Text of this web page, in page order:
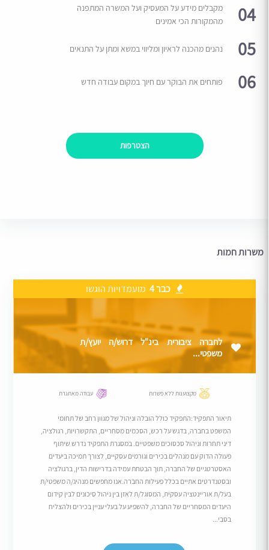
04
מקבלים מידע על המעסיק ועל המשרה המתפנה
מהמקורות הכי אמינים
05 נהנים מהכנה לראיון ומליווי במשא ומתן על התנאים
06 פותחים את הבוקר עם חיוך במקום עבודה חדש
הצטרפות
משרות חמות
כבר 4 מועמדויות הוגשו
לחברה ציבורית בינ"ל דרוש/ה יועץ/ת
משפטי...
מקצוענות ללא פשרות עבודה מאתגרת
תיאור התפקיד:התפקיד כולל הובלה וניהול של מגוון רחב של תחומי
המשפט בחברה, בדגש על רכש, הסכמים מסחריים, התקשרויות, רגולציה,
דיני תחרות וניהול סכסוכים משפטיים. במסגרת התפקיד נדרש שיתוף
פעולה הדוק עם מנהלים בכירים וגורמים עסקיים, לצורך תמיכה ביעדים
האסטרטגיים של החברה, תוך הבטחת עמידה בדרישות הדין, ברגולציה
ובסטנדרטים אתיים בכלל פעילות החברה.אנו מחפשים מנהיג/ה משפטי/ת
בעל/ת אוריינטציה עסקית, המסוגל/ת לאזן בין ניהול סיכונים לבין קידום
היעדים המסחריים של החברה, להשפיע על בעלי עניין בכירים ולהצליח
בסבי...